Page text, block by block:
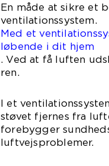
En måde at sikre et
ventilationssystem.
Med et
løbende i dit hjem
. Ved at få luften
ren.
I et
støvet fjernes fra
forebygger
luftvejsproblemer.